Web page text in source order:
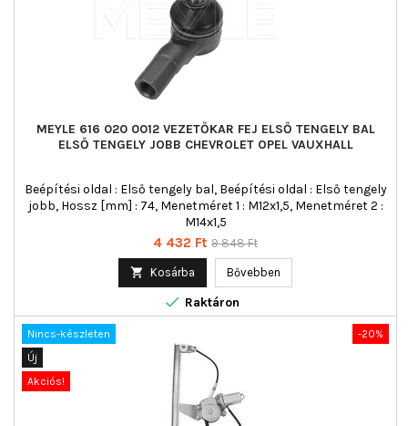
MEYLE 616 020 0012 VEZETŐKAR FEJ ELSŐ TENGELY BAL
ELSŐ TENGELY JOBB CHEVROLET OPEL VAUXHALL
Beépítési oldal : Első tengely bal, Beépítési oldal : Első tengely
jobb, Hossz [mm] : 74, Menetméret 1 : M12x1,5, Menetméret 2 :
M14x1,5
Ár
4 432 Ft Normál
9 848 Ft
 Kosárba Bővebben
 Raktáron
-20%
Nincs-készleten
Új
Akciós!